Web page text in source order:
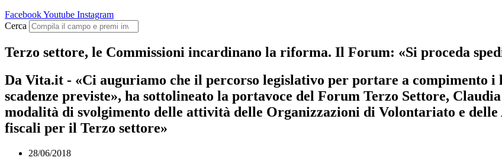
FacebookYoutube Instagram
Cerca
Terzo settore, le Commissioni incardinano la riforma. Il Forum: «Si proceda
Da Vita.it - «Ci auguriamo che il percorso legislativo per portare a compimento
scadenze previste», ha sottolineato la portavoce del Forum Terzo Settore,
modalità di svolgimento delle attività delle Organizzazioni di Volontariato e delle
fiscali per il Terzo settore»
28/06/2018